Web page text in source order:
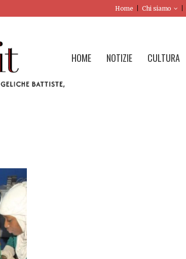
Home Chi siamo
HOME NOTIZIE CULTURA